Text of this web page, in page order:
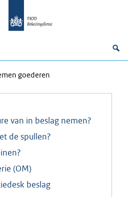
goederen
van in beslag nemen?
de spullen?
(OM)
beslag